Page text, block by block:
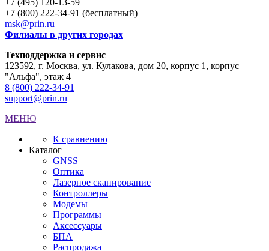
+7 (495) 120-13-59
+7 (800) 222-34-91 (бесплатный)
msk@prin.ru
Филиалы в других городах
Техподдержка и сервис
123592, г. Москва, ул. Кулакова, дом 20, корпус 1, корпус
"Альфа", этаж 4
8 (800) 222-34-91
support@prin.ru
МЕНЮ
К сравнению
Каталог
GNSS
Оптика
Лазерное сканирование
Контроллеры
Модемы
Программы
Аксеcсуары
БПА
Распродажа